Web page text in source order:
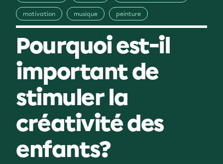
motivation musique peinture
Pourquoi est-il
important de
stimuler la
créativité des
enfants?